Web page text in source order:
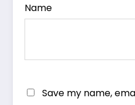
Name
Save my name,